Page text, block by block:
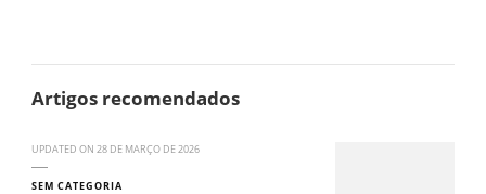
Artigos recomendados
UPDATED ON 28 DE MARÇO DE 2026
SEM CATEGORIA